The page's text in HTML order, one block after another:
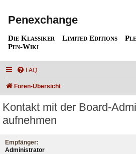
Penexchange
Die Klassiker Limited Editions
Pen-Wiki
FAQ
Foren-Übersicht
Kontakt mit der Board-
aufnehmen
Empfänger:
Administrator